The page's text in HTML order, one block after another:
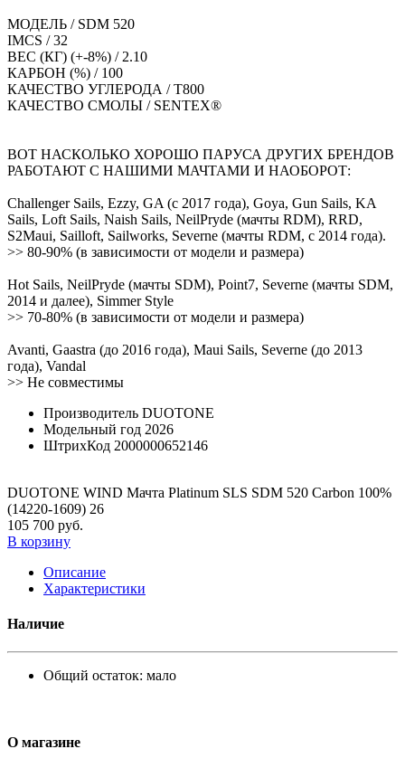
МОДЕЛЬ / SDM 520
IMCS / 32
ВЕС (КГ) (+-8%) / 2.10
КАРБОН (%) / 100
КАЧЕСТВО УГЛЕРОДА / T800
КАЧЕСТВО СМОЛЫ / SENTEX®
ВОТ НАСКОЛЬКО ХОРОШО ПАРУСА ДРУГИХ БРЕНДОВ
РАБОТАЮТ С НАШИМИ МАЧТАМИ И НАОБОРОТ:
Challenger Sails, Ezzy, GA (с 2017 года), Goya, Gun Sails, KA
Sails, Loft Sails, Naish Sails, NeilPryde (мачты RDM), RRD,
S2Maui, Sailloft, Sailworks, Severne (мачты RDM, с 2014 года).
>> 80-90% (в зависимости от модели и размера)
Hot Sails, NeilPryde (мачты SDM), Point7, Severne (мачты SDM,
2014 и далее), Simmer Style
>> 70-80% (в зависимости от модели и размера)
Avanti, Gaastra (до 2016 года), Maui Sails, Severne (до 2013
года), Vandal
>> Не совместимы
Производитель DUOTONE
Модельный год 2026
ШтрихКод 2000000652146
DUOTONE WIND Мачта Platinum SLS SDM 520 Carbon 100%
(14220-1609) 26
105 700 руб.
В корзину
Описание
Характеристики
Наличие
Общий остаток: мало
О магазине